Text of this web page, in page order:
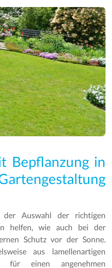
Bepflanzung in
Auswahl der richtigen
helfen, wie auch bei der
Schutz vor der Sonne.
aus lamellenartigen
für einen angenehmen